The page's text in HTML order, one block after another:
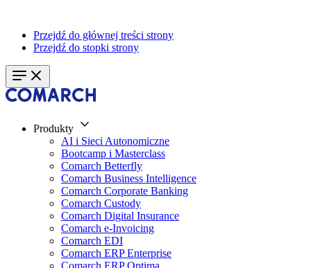
Przejdź do głównej treści strony
Przejdź do stopki strony
Produkty
AI i Sieci Autonomiczne
Bootcamp i Masterclass
Comarch Betterfly
Comarch Business Intelligence
Comarch Corporate Banking
Comarch Custody
Comarch Digital Insurance
Comarch e-Invoicing
Comarch EDI
Comarch ERP Enterprise
Comarch ERP Optima